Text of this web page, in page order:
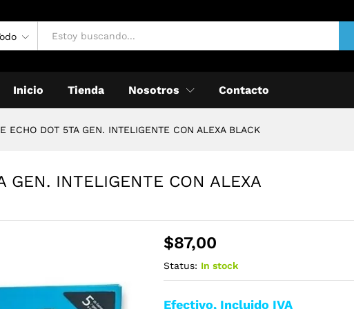
Inicio Tienda Nosotros Contacto
ECHO DOT 5TA GEN. INTELIGENTE CON ALEXA BLACK
GEN. INTELIGENTE CON ALEXA
$87,00
Status: In stock
Efectivo, Incluido IVA